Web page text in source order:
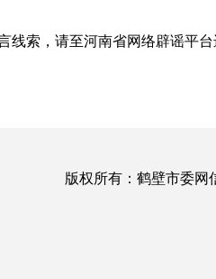
线索，请至河南省网络辟谣平
版权所有：鹤壁市委